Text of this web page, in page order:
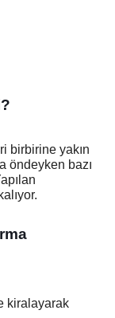
birbirine yakın
öndeyken bazı
kiralayarak